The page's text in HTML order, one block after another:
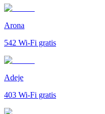
Arona
542 Wi-Fi gratis
Adeje
403 Wi-Fi gratis